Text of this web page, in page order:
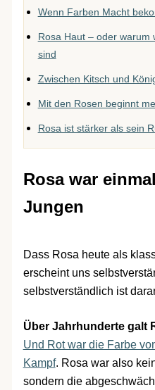
Wenn Farben Macht
Rosa Haut – oder warum
sind
Zwischen Kitsch und
Mit den Rosen beginnt
Rosa ist stärker als sein
Rosa war
Jungen
Dass Rosa heute als
erscheint uns
selbstverständlich ist
Über Jahrhunderte galt
Und Rot war die Farbe
Kampf. Rosa war also
sondern die